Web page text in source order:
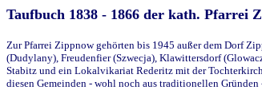
Taufbuch 1838 - 1866 der kath. Pfarrei
Zur Pfarrei Zippnow gehörten bis 1945 außer dem Dorf
(Dudylany), Freudenfier (Szwecja), Klawittersdorf
Stabitz und ein Lokalvikariat Rederitz mit der
diesen Gemeinden - wohl noch aus traditionellen